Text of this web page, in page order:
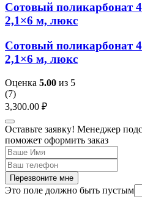
Сотовый поликарбонат
2,1×6 м, люкс
Сотовый поликарбонат
2,1×6 м, люкс
Оценка 5.00 из 5
(7)
3,300.00 ₽
Оставьте заявку! Менеджер
поможет оформить заказ
Перезвоните мне
Это поле должно быть пустым